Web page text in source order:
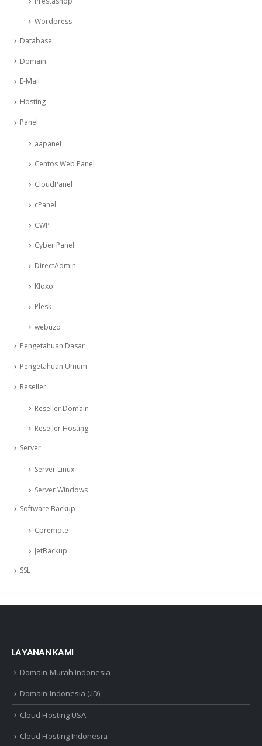
Wordpress
Database
Domain
E-Mail
Hosting
Panel
aapanel
Centos Web Panel
CloudPanel
cPanel
CWP
Cyber Panel
DirectAdmin
Kloxo
Plesk
webuzo
Pengetahuan Dasar
Pengetahuan Umum
Reseller
Reseller Domain
Reseller Hosting
Server
Server Linux
Server Windows
Software Backup
Cpremote
JetBackup
SSL
LAYANAN KAMI
Domain Murah Indonesia
Domain Indonesia (.ID)
Cloud Hosting USA
Cloud Hosting Indonesia